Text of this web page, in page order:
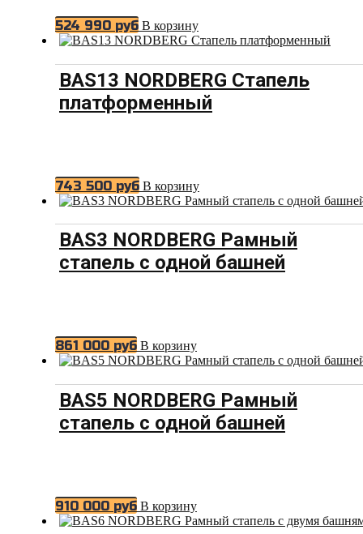
524 990 руб В корзину
BAS13 NORDBERG Стапель
платформенный
743 500 руб В корзину
BAS3 NORDBERG Рамный
стапель с одной башней
861 000 руб В корзину
BAS5 NORDBERG Рамный
стапель с одной башней
910 000 руб В корзину